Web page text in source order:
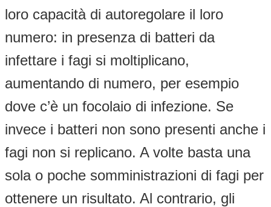
loro capacità di autoregolare il loro
numero: in presenza di batteri da
infettare i fagi si moltiplicano,
aumentando di numero, per esempio
dove c’è un focolaio di infezione. Se
invece i batteri non sono presenti anche i
fagi non si replicano. A volte basta una
sola o poche somministrazioni di fagi per
ottenere un risultato. Al contrario, gli